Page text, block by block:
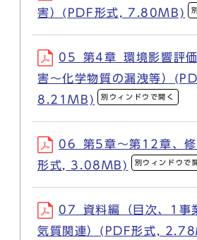
害）(PDF形式, 7.80MB)
05_第4章_環境影響評
害～化学物質の漏洩等）
8.21MB)
別ウィンドウで開く
06_第5章～第12章、
形式, 3.08MB)
別ウィンドウで
07_資料編（目次、1事
気質関連）(PDF形式,